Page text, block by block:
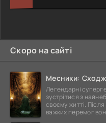
Скоро на сайті
Месники:
Легендарні
зустрітися з
своєму житті.
важких перемог